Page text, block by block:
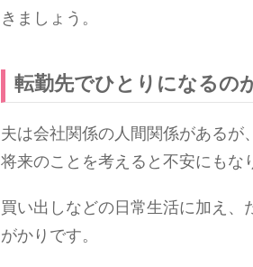
きましょう。
転勤先でひとりになるの
夫は会社関係の人間関係がある
将来のことを考えると不安にもな
買い出しなどの日常生活に加え
がかりです。